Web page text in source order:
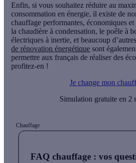
Enfin, si vous souhaitez réduire au
consommation en énergie, il existe de
chauffage performantes, économiques
la chaudière à condensation, le poêle à
électriques à inertie, et beaucoup
de rénovation énergétique sont
permettre aux français de réaliser des
profitez-en !
Je change mon
Simulation gratuite en 2
Chauffage
FAQ chauffage : vos